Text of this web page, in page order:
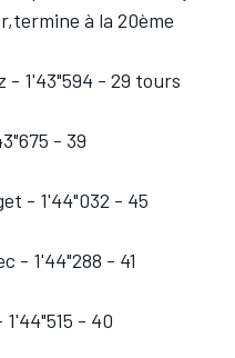
à la 20ème
- 1'43"594 - 29 tours
- 39
- 1'44"032 - 45
- 1'44"288 - 41
- 40